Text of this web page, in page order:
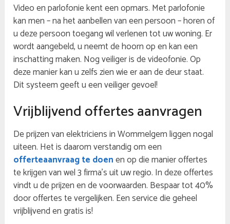
Video en parlofonie kent een opmars. Met parlofonie
kan men – na het aanbellen van een persoon – horen of
u deze persoon toegang wil verlenen tot uw woning. Er
wordt aangebeld, u neemt de hoorn op en kan een
inschatting maken. Nog veiliger is de videofonie. Op
deze manier kan u zelfs zien wie er aan de deur staat.
Dit systeem geeft u een veiliger gevoel!
Vrijblijvend offertes aanvragen
De prijzen van elektriciens in Wommelgem liggen nogal
uiteen. Het is daarom verstandig om een
offerteaanvraag te doenen op die manier offertes
te krijgen van wel 3 firma’s uit uw regio. In deze offertes
vindt u de prijzen en de voorwaarden. Bespaar tot 40%
door offertes te vergelijken. Een service die geheel
vrijblijvend en gratis is!